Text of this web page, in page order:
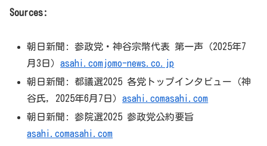
Sources:
朝日新聞: 参政党・神谷宗幣代表 第一声（2025年7
月3日）asahi.comjomo-news.co.jp
朝日新聞: 都議選2025 各党トップインタビュー（神
谷氏, 2025年6月7日）asahi.comasahi.com
朝日新聞: 参院選2025 参政党公約要旨
asahi.comasahi.com